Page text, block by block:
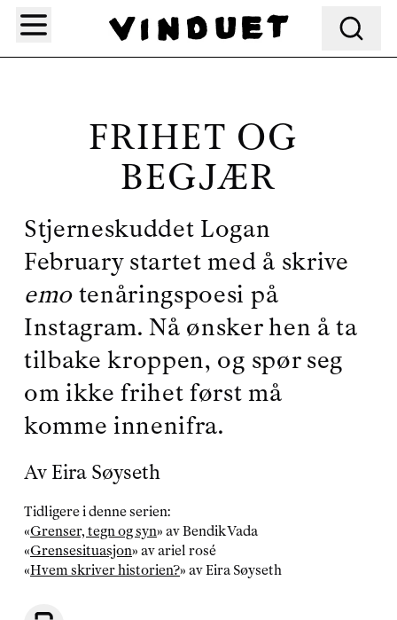
Søk
FRIHET OG
BEGJÆR
Stjerneskuddet Logan
February startet med å skrive
emo tenåringspoesi på
Instagram. Nå ønsker hen å ta
tilbake kroppen, og spør seg
om ikke frihet først må
komme innenifra.
Av Eira Søyseth
Tidligere i denne serien:
«Grenser, tegn og syn» av Bendik Vada
«Grensesituasjon» av ariel rosé
«Hvem skriver historien?» av Eira Søyseth